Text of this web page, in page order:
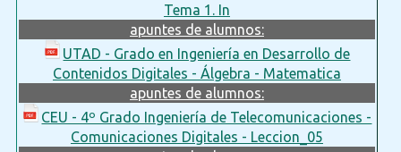
Tema 1. In
apuntes de alumnos:
UTAD - Grado en Ingeniería en Desarrollo de
Contenidos Digitales - Álgebra - Matematica
apuntes de alumnos:
CEU - 4º Grado Ingeniería de Telecomunicaciones -
Comunicaciones Digitales - Leccion_05